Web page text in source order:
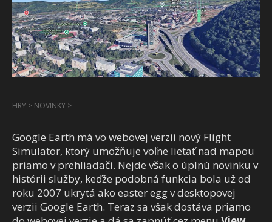
HRY > NOVINKY >
Google Earth má vo webovej verzii nový Flight
Simulator, ktorý umožňuje voľne lietať nad mapou
priamo v prehliadači. Nejde však o úplnú novinku v
histórii služby, keďže podobná funkcia bola už od
roku 2007 ukrytá ako easter egg v desktopovej
verzii Google Earth. Teraz sa však dostáva priamo